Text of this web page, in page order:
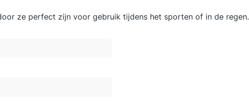
ze perfect zijn voor gebruik tijdens het sporten of in de regen.